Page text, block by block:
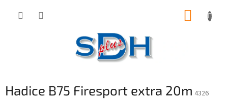
Hadice B75 Firesport extra 20m 4326